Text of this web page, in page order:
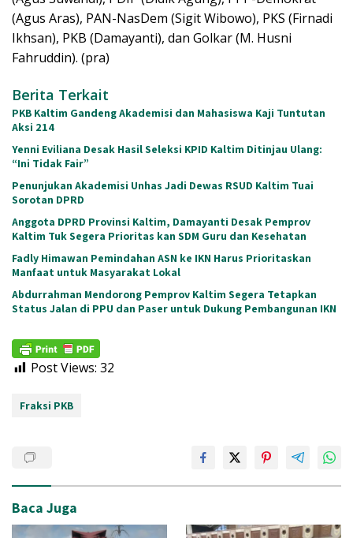
(Agus Aras), PAN-NasDem (Sigit Wibowo), PKS (Firnadi
Ikhsan), PKB (Damayanti), dan Golkar (M. Husni
Fahruddin). (pra)
Berita Terkait
PKB Kaltim Gandeng Akademisi dan Mahasiswa Kaji Tuntutan
Aksi 214
Yenni Eviliana Desak Hasil Seleksi KPID Kaltim Ditinjau Ulang:
“Ini Tidak Fair”
Penunjukan Akademisi Unhas Jadi Dewas RSUD Kaltim Tuai
Sorotan DPRD
Anggota DPRD Provinsi Kaltim, Damayanti Desak Pemprov
Kaltim Tuk Segera Prioritas kan SDM Guru dan Kesehatan
Fadly Himawan Pemindahan ASN ke IKN Harus Prioritaskan
Manfaat untuk Masyarakat Lokal
Abdurrahman Mendorong Pemprov Kaltim Segera Tetapkan
Status Jalan di PPU dan Paser untuk Dukung Pembangunan IKN
Post Views: 32
Fraksi PKB
Baca Juga